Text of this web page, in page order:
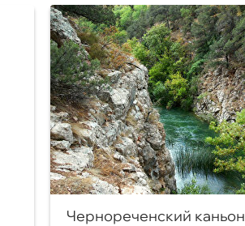
Чернореченский каньон